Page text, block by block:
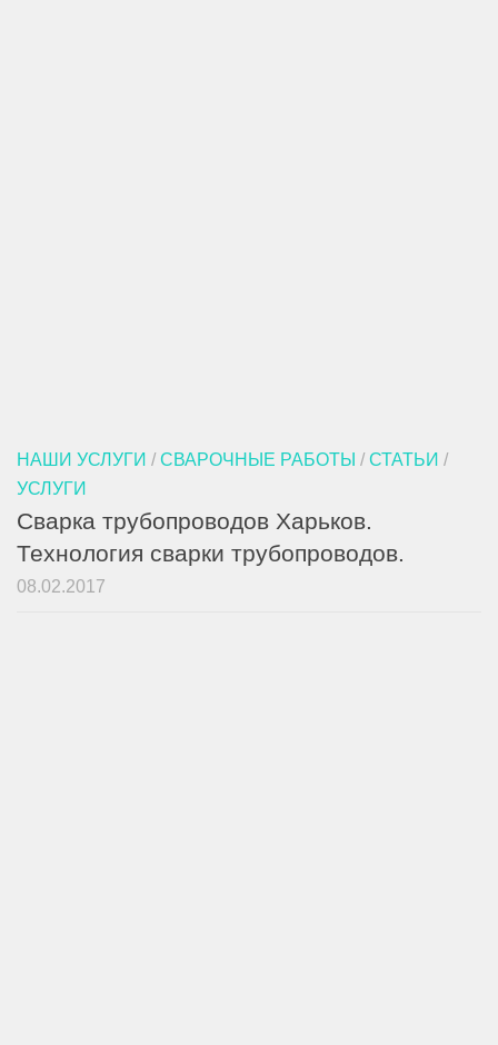
НАШИ УСЛУГИ / СВАРОЧНЫЕ РАБОТЫ / СТАТЬИ /
УСЛУГИ
Сварка трубопроводов Харьков.
Технология сварки трубопроводов.
08.02.2017